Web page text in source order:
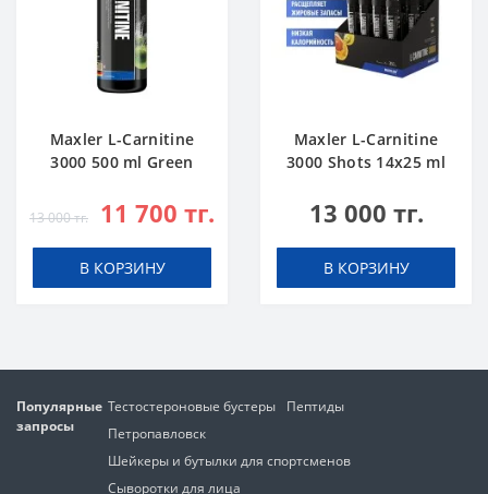
Maxler L-Carnitine
3000 500 ml Green
13 000 тг. 11 700 тг.
В КОРЗИНУ
Maxler L-Carnitine
3000 Shots 14x25 ml
13 000 тг.
В КОРЗИНУ
Популярные
запросы
Тестостероновые бустеры
Пептиды
Петропавловск
Шейкеры и бутылки для спортсменов
Сыворотки для лица